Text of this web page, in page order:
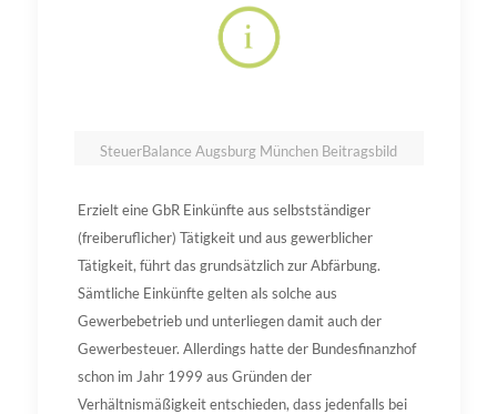
SteuerBalance Augsburg München Beitragsbild
Erzielt eine GbR Einkünfte aus selbstständiger
(freiberuflicher) Tätigkeit und aus gewerblicher
Tätigkeit, führt das grundsätzlich zur Abfärbung.
Sämtliche Einkünfte gelten als solche aus
Gewerbebetrieb und unterliegen damit auch der
Gewerbesteuer. Allerdings hatte der Bundesfinanzhof
schon im Jahr 1999 aus Gründen der
Verhältnismäßigkeit entschieden, dass jedenfalls bei